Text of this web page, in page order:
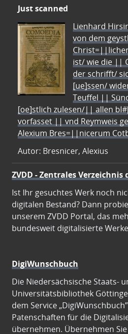
Just scanned
Lienhard
von dem
ist/ wie die ||
der schrifft/
[ue]ssen/
Teuffel ||
[oe]stlich zulesen/|| allen
vorfasset || vnd Reymweis
Alexium Bres=||nicerum
Autor: Bresnicer, Alexius
ZVDD - Zentrales
Ist Ihr gesuchtes Werk noch
digitalen Bestand? Dann
unserem ZVDD Portal, das
bundesweit digitalisierte
DigiWunschbuch
Die Niedersächsische Staats-
Universitätsbibliothek
dem Service
Patenschaften für die
übernehmen. Übernehmen